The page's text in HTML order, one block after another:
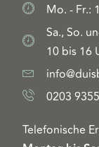
Mo. - Fr.:
Sa., So.
10 bis 16
0203
Telefonische